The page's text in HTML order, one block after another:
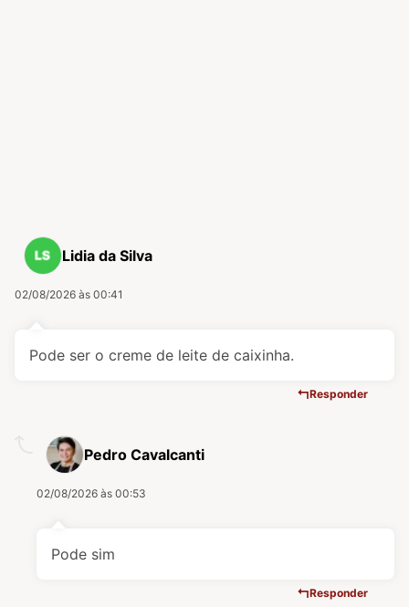
Lidia da Silva
02/08/2026 às 00:41
Pode ser o creme de leite de caixinha.
Responder
Pedro Cavalcanti
02/08/2026 às 00:53
Pode sim
Responder